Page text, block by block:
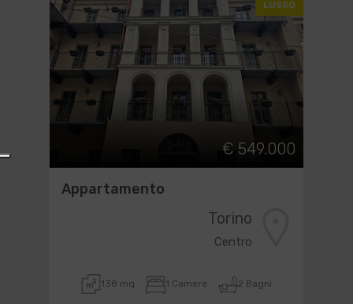
LUSSO
€ 549.000
Appartamento
Torino
Centro
138 mq 1 Camere 2 Bagni